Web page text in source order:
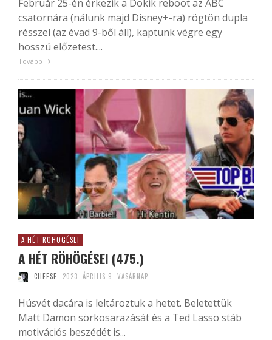
Február 25-én érkezik a Dokik reboot az ABC
csatornára (nálunk majd Disney+-ra) rögtön dupla
résszel (az évad 9-ből áll), kaptunk végre egy
hosszú előzetest....
Tovább
A HÉT RÖHÖGÉSEI
A HÉT RÖHÖGÉSEI (475.)
CHEESE 2023. ÁPRILIS 9. VASÁRNAP
Húsvét dacára is leltároztuk a hetet. Beletettük
Matt Damon sörkosarazását és a Ted Lasso stáb
motivációs beszédét is...